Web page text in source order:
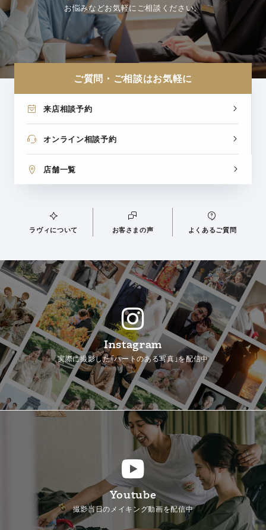
お悩みなどお気軽にご相談ください。
ご質問・ご相談はお気軽に
来店相談予約
オンライン相談予約
店舗一覧
ラヴィについて お客さまの声 よくあるご質問
Instagram
実際に撮影した「ハートのある写真」を配信中
Youtube
撮影当日のメイキング動画を配信中